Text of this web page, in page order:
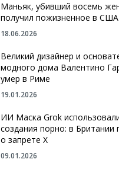
Маньяк, убивший восемь
получил пожизненное в США
18.06.2026
Великий дизайнер и
модного дома Валентино
умер в Риме
19.01.2026
ИИ Маска Grok
создания порно: в Британии
о запрете Х
09.01.2026